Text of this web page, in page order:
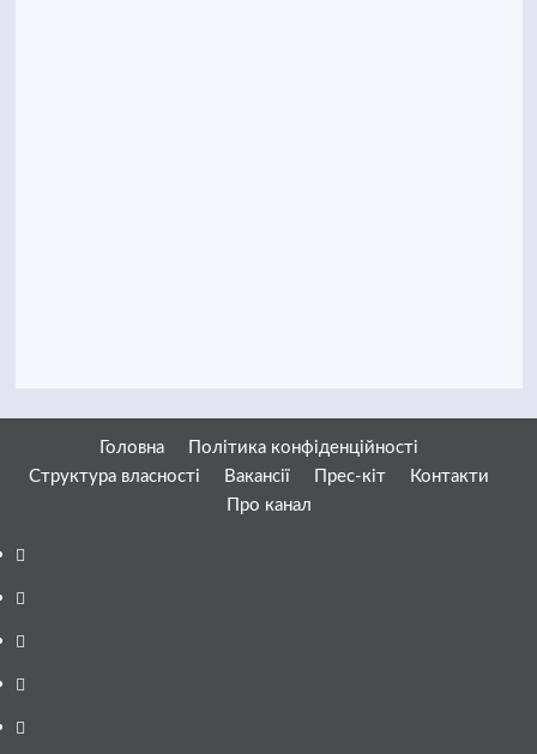
Головна
Політика конфіденційності
Структура власності
Вакансії Прес-кіт
Контакти
Про канал
Facebook
YouTube
Telegram
Instagram
Twitter